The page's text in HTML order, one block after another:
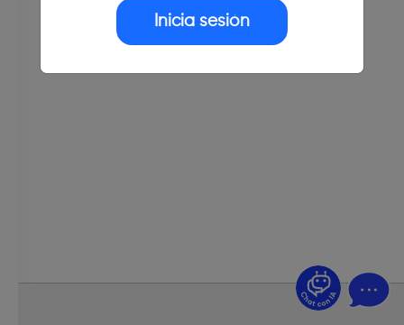
Inicia sesión